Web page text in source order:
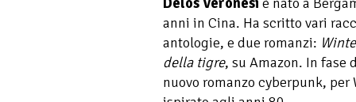
anni in Cina. Ha scritto vari
antologie, e due romanzi:
della tigre, su Amazon. In fase
nuovo romanzo cyberpunk,